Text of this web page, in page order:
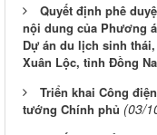
Quyết định phê
nội dung của Phương
Dự án du lịch sinh
Xuân Lộc, tỉnh Đồng
Triển khai Công
tướng Chính phủ (03/